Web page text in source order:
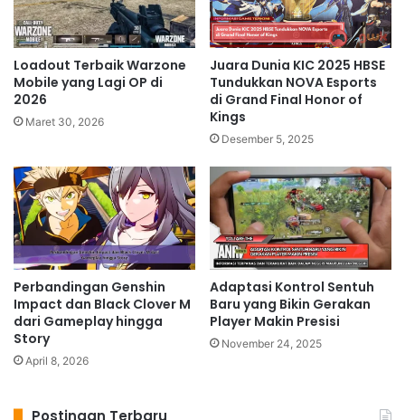
Loadout Terbaik Warzone
Mobile yang Lagi OP di
2026
Maret 30, 2026
Juara Dunia KIC 2025 HBSE
Tundukkan NOVA Esports
di Grand Final Honor of
Kings
Desember 5, 2025
Perbandingan Genshin
Impact dan Black Clover M
dari Gameplay hingga
Story
April 8, 2026
Adaptasi Kontrol Sentuh
Baru yang Bikin Gerakan
Player Makin Presisi
November 24, 2025
Postingan Terbaru